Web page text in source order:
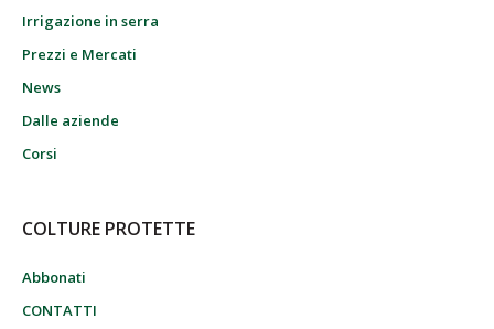
Irrigazione in serra
Prezzi e Mercati
News
Dalle aziende
Corsi
COLTURE PROTETTE
Abbonati
CONTATTI